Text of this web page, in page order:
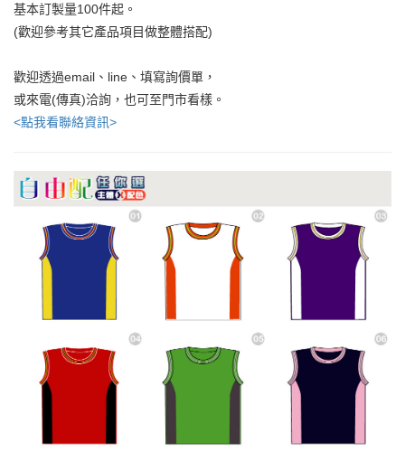
基本訂製量100件起。
(歡迎參考其它產品項目做整體搭配)
歡迎透過email、line、填寫詢價單，
或來電(傳真)洽詢，也可至門市看樣。
<點我看聯絡資訊>